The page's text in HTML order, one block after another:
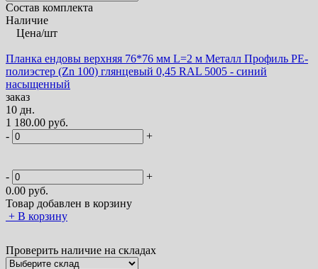
Состав комплекта
Наличие
Цена/шт
Планка ендовы верхняя 76*76 мм L=2 м Металл Профиль PE-
полиэстер (Zn 100) глянцевый 0,45 RAL 5005 - синий
насыщенный
заказ
10 дн.
1 180.00 руб.
-
+
-
+
0.00 руб.
Товар добавлен в корзину
+ В корзину
Проверить наличие на складах